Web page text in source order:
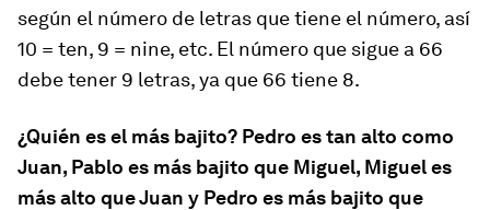
según el número de letras que tiene el número, así
10 = ten, 9 = nine, etc. El número que sigue a 66
debe tener 9 letras, ya que 66 tiene 8.
¿Quién es el más bajito? Pedro es tan alto como
Juan, Pablo es más bajito que Miguel, Miguel es
más alto que Juan y Pedro es más bajito que